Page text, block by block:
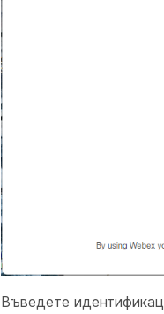
Въведете